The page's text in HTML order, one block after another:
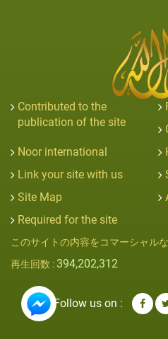
Contributed to the
publication of the site
Noor international
Link your site with us
Site Map
Required for the site
このサイトの内容をコマーシャル
再生回数 : 394,202,312
Follow us on :